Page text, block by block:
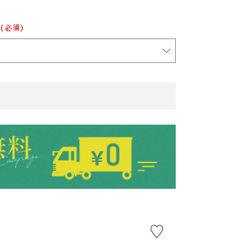
(必須)